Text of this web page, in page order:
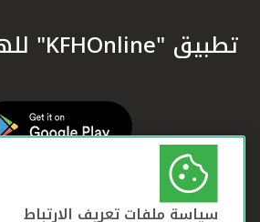
تطبيق "KFHOnline" للهواتف الذكية
سياسة ملفات تعريف الارتباط